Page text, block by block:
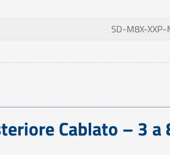
SD-M8X-
Cablato – 3